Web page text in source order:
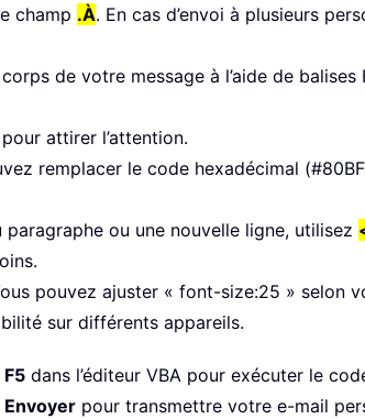
champ .À. En cas d’envoi à plusieurs
de votre message à l’aide de
attirer l’attention.
remplacer le code hexadécimal
ou une nouvelle ligne, utilisez
pouvez ajuster « font-size:25 » selon
sur différents appareils.
F5 dans l’éditeur VBA pour exécuter le
Envoyer pour transmettre votre e-mail